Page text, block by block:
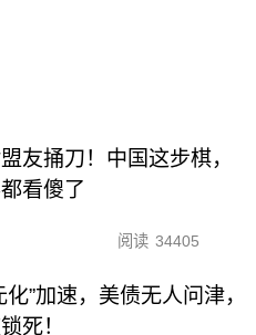
友捅刀！中国这步棋，
看傻了
阅读 34405
化”加速，美债无人问津，
死！